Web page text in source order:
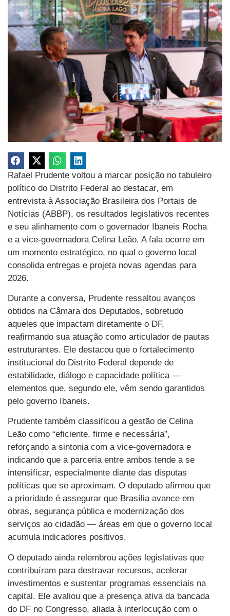
Rafael Prudente voltou a marcar posição no tabuleiro
político do Distrito Federal ao destacar, em
entrevista à Associação Brasileira dos Portais de
Notícias (ABBP), os resultados legislativos recentes
e seu alinhamento com o governador Ibaneis Rocha
e a vice-governadora Celina Leão. A fala ocorre em
um momento estratégico, no qual o governo local
consolida entregas e projeta novas agendas para
2026.
Durante a conversa, Prudente ressaltou avanços
obtidos na Câmara dos Deputados, sobretudo
aqueles que impactam diretamente o DF,
reafirmando sua atuação como articulador de pautas
estruturantes. Ele destacou que o fortalecimento
institucional do Distrito Federal depende de
estabilidade, diálogo e capacidade política —
elementos que, segundo ele, vêm sendo garantidos
pelo governo Ibaneis.
Prudente também classificou a gestão de Celina
Leão como “eficiente, firme e necessária”,
reforçando a sintonia com a vice-governadora e
indicando que a parceria entre ambos tende a se
intensificar, especialmente diante das disputas
políticas que se aproximam. O deputado afirmou que
a prioridade é assegurar que Brasília avance em
obras, segurança pública e modernização dos
serviços ao cidadão — áreas em que o governo local
acumula indicadores positivos.
O deputado ainda relembrou ações legislativas que
contribuíram para destravar recursos, acelerar
investimentos e sustentar programas essenciais na
capital. Ele avaliou que a presença ativa da bancada
do DF no Congresso, aliada à interlocução com o